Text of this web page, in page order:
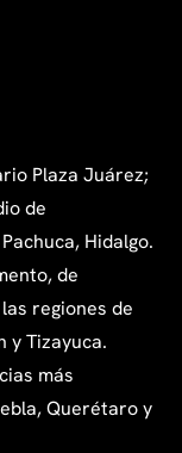
Plaza Juárez;
de
Hidalgo.
de
regiones de
y Tizayuca.
más
Querétaro y